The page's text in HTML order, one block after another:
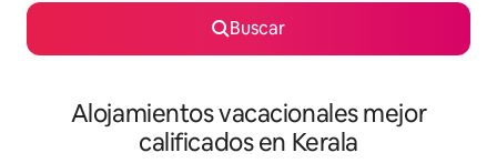
Buscar
Alojamientos vacacionales mejor
calificados en Kerala